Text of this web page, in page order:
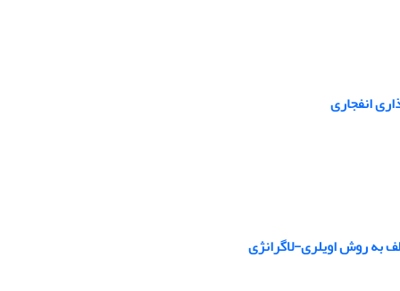
انفجاری
به روش اویلری-لاگرانژی